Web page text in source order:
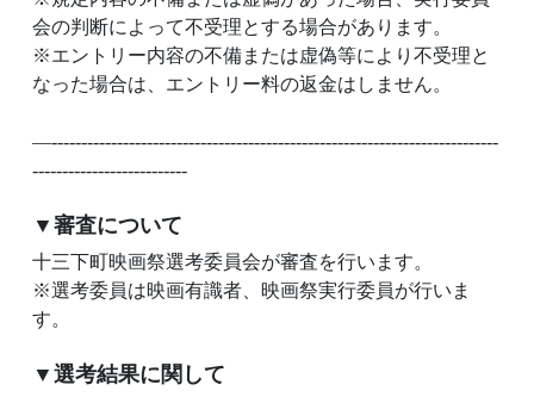
会の判断によって不受理とする場合があります。
※エントリー内容の不備または虚偽等により不受理と
なった場合は、エントリー料の返金はしません。
—---------------------------------------------------------------------------
--------------------------
▼審査について
十三下町映画祭選考委員会が審査を行います。
※選考委員は映画有識者、映画祭実行委員が行いま
す。
▼選考結果に関して